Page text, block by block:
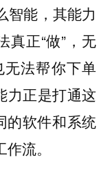
智能，其能力
真正“做”，无
法帮你下单
力正是打通这
的软件和系统
流。